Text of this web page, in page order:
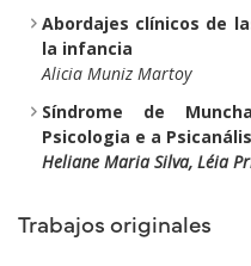
Abordajes clínicos de
la infancia
Alicia Muniz Martoy
Síndrome de
Psicologia e a
Heliane Maria Silva, Léia
Trabajos originales